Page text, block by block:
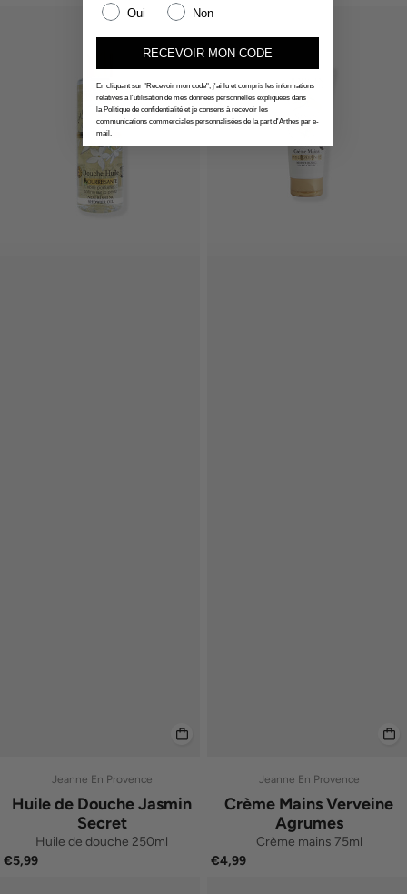
Jeanne En Provence
Huile de Douche Jasmin
Secret
Huile de douche 250ml
€5,99
Jeanne En Provence
Crème Mains Verveine
Agrumes
Crème mains 75ml
€4,99
Oui Non
RECEVOIR MON CODE
En cliquant sur "Recevoir mon code", j'ai lu et compris les informations
relatives à l'utilisation de mes données personnelles expliquées dans
la Politique de confidentialité et je consens à recevoir les
communications commerciales personnalisées de la part d'Arthes par e-
mail.